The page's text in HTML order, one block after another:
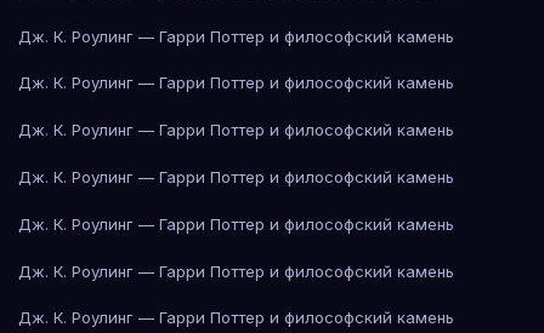
Дж. К. Роулинг — Гарри Поттер и философский камень
Дж. К. Роулинг — Гарри Поттер и философский камень
Дж. К. Роулинг — Гарри Поттер и философский камень
Дж. К. Роулинг — Гарри Поттер и философский камень
Дж. К. Роулинг — Гарри Поттер и философский камень
Дж. К. Роулинг — Гарри Поттер и философский камень
Дж. К. Роулинг — Гарри Поттер и философский камень